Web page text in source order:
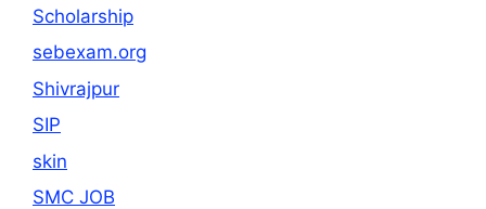
Scholarship
sebexam.org
Shivrajpur
SIP
skin
SMC JOB